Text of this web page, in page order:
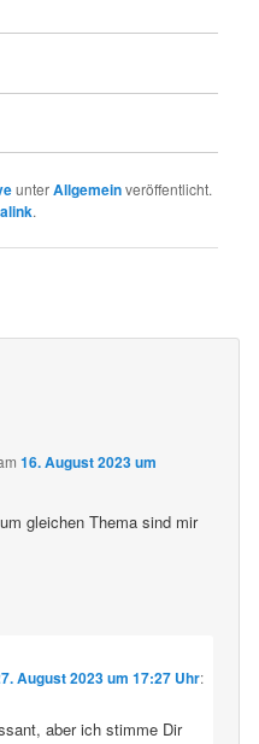
unterAllgemeinveröffentlicht.
.
16. August 2023 um
gleichen Thema sind mir
August 2023 um 17:27 Uhr:
aber ich stimme Dir